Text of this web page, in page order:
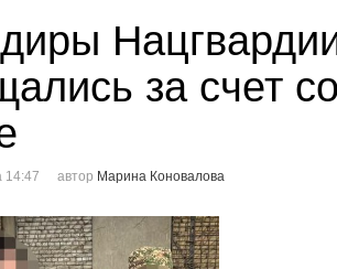
за счет
14:47 автор Марина Коновалова